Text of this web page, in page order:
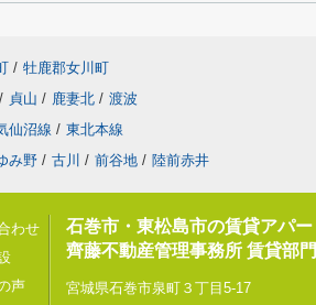
/ 牡鹿郡女川町
/ 貞山 / 鹿妻北 / 渡波
仙沼線 / 東北本線
み野 / 古川 / 前谷地 / 陸前赤井
わせ
声
石巻市・東松島市の賃貸アパー
齊藤不動産管理事務所 賃貸部門
宮城県石巻市泉町３丁目5-17